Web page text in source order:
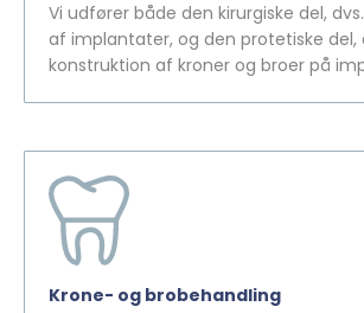
Vi udfører både den kirurgiske del,
af implantater, og den protetiske del,
konstruktion af kroner og broer på
Krone- og brobehandling